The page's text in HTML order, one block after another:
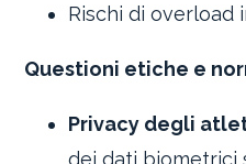
Rischi di overload
Questioni etiche e
Privacy degli
dei dati biometrici